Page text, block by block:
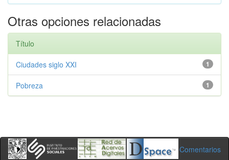
Otras opciones relacionadas
Título
1
Ciudades siglo XXI
1
Pobreza
Comentarios